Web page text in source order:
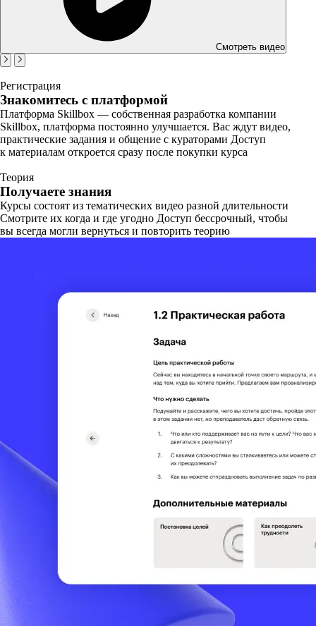
Смотреть видео
Регистрация
Знакомитесь с платформой
Платформа Skillbox — собственная разработка компании
Skillbox, платформа постоянно улучшается. Вас ждут видео,
практические задания и общение с кураторами Доступ
к материалам откроется сразу после покупки курса
Теория
Получаете знания
Курсы состоят из тематических видео разной длительности
Смотрите их когда и где угодно Доступ бессрочный, чтобы
вы всегда могли вернуться и повторить теорию